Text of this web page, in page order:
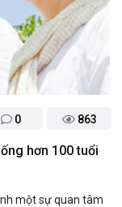
0 863
hơn 100 tuổi
một sự quan tâm